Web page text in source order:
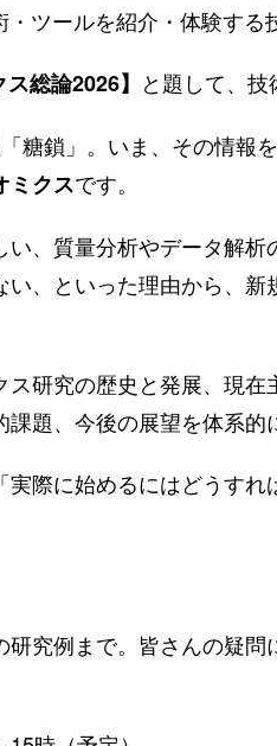
ツールを紹介・体験する
ス総論2026】 と題して、技
糖鎖」。いま、その情報
ミクスです。
、質量分析やデータ解析
、といった理由から、
研究の歴史と発展、現
題、今後の展望を体系的
際に始めるにはどうす
究例まで。皆さんの疑